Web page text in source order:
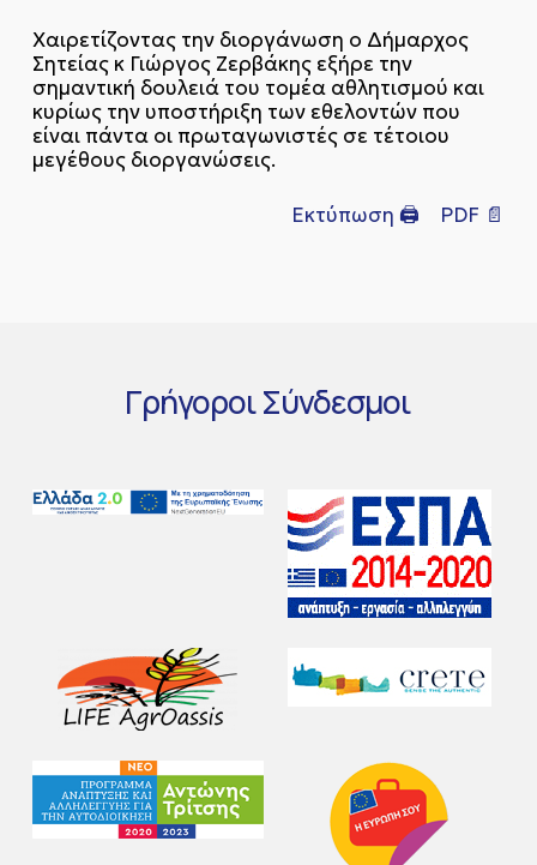
Χαιρετίζοντας την διοργάνωση ο Δήμαρχος
Σητείας κ Γιώργος Ζερβάκης εξήρε την
σημαντική δουλειά του τομέα αθλητισμού και
κυρίως την υποστήριξη των εθελοντών που
είναι πάντα οι πρωταγωνιστές σε τέτοιου
μεγέθους διοργανώσεις.
Εκτύπωση 🖨 PDF 📄
ΓρήγοροιΣύνδεσμοι